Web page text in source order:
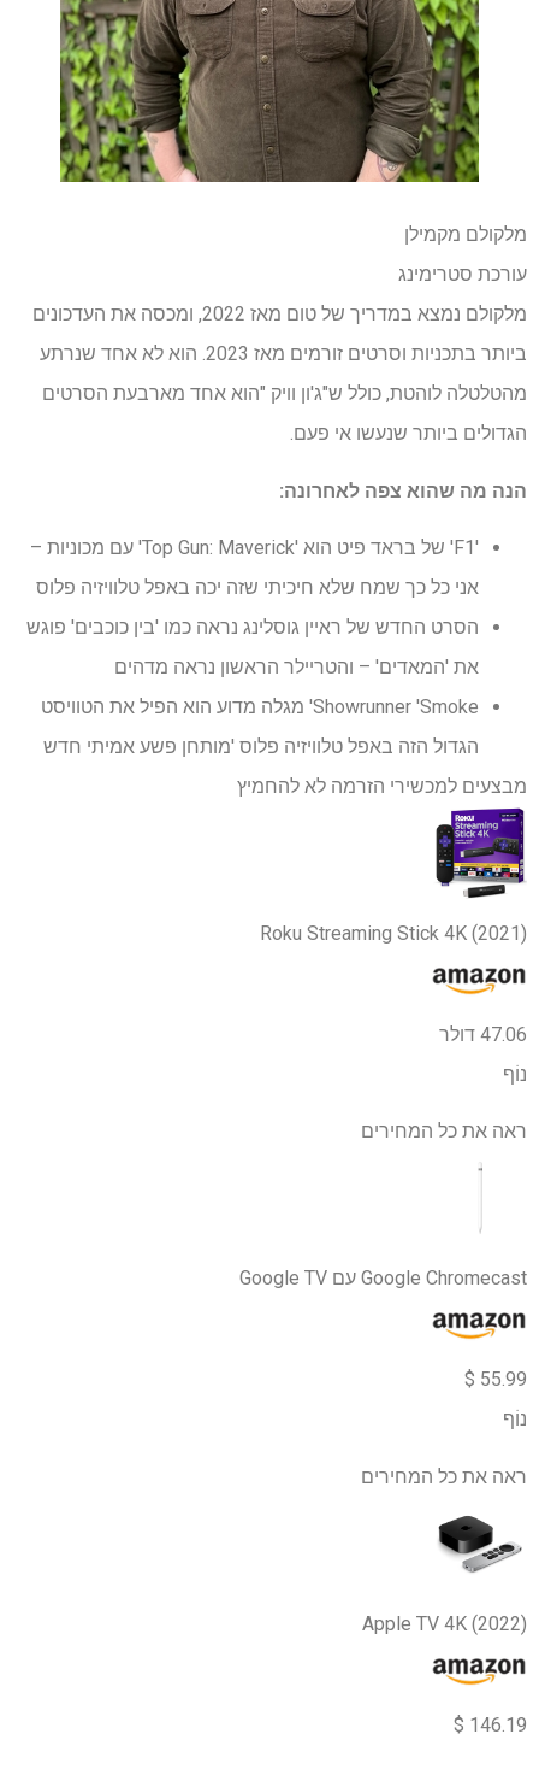
מלקולם מקמילן
עורכת סטרימינג
מלקולם נמצא במדריך של טום מאז 2022, ומכסה את העדכונים
ביותר בתכניות וסרטים זורמים מאז 2023. הוא לא אחד שנרתע
מהטלטלה לוהטת, כולל ש"ג'ון וויק "הוא אחד מארבעת הסרטים
הגדולים ביותר שנעשו אי פעם.
הנה מה שהוא צפה לאחרונה:
'F1' של בראד פיט הוא 'Top Gun: Maverick' עם מכוניות –
אני כל כך שמח שלא חיכיתי שזה יכה באפל טלוויזיה פלוס
הסרט החדש של ראיין גוסלינג נראה כמו 'בין כוכבים' פוגש
את 'המאדים' – והטריילר הראשון נראה מדהים
Showrunner 'Smoke' מגלה מדוע הוא הפיל את הטוויסט
הגדול הזה באפל טלוויזיה פלוס 'מותחן פשע אמיתי חדש
מבצעים למכשירי הזרמה לא להחמיץ
Roku Streaming Stick 4K (2021)
47.06 דולר
נוֹף
ראה את כל המחירים
Google Chromecast עם Google TV
55.99 $
נוֹף
ראה את כל המחירים
Apple TV 4K (2022)
146.19 $